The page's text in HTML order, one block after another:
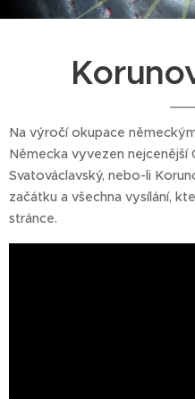
Na výročí okupace
Německa vyvezen
Svatováclavský, nebo-li
začátku a všechna vysílání,
stránce.